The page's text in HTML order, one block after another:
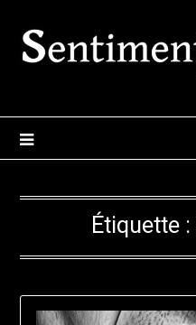
content
Étiquette :